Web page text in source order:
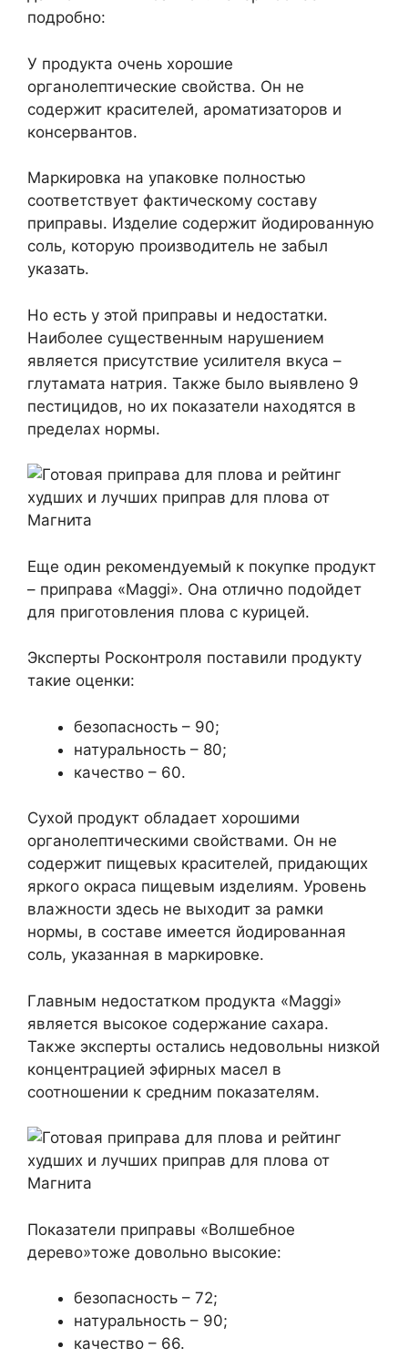
подробно:
У продукта очень хорошие
органолептические свойства. Он не
содержит красителей, ароматизаторов и
консервантов.
Маркировка на упаковке полностью
соответствует фактическому составу
приправы. Изделие содержит йодированную
соль, которую производитель не забыл
указать.
Но есть у этой приправы и недостатки.
Наиболее существенным нарушением
является присутствие усилителя вкуса –
глутамата натрия. Также было выявлено 9
пестицидов, но их показатели находятся в
пределах нормы.
Еще один рекомендуемый к покупке продукт
– приправа «Maggi». Она отлично подойдет
для приготовления плова с курицей.
Эксперты Росконтроля поставили продукту
такие оценки:
безопасность – 90;
натуральность – 80;
качество – 60.
Сухой продукт обладает хорошими
органолептическими свойствами. Он не
содержит пищевых красителей, придающих
яркого окраса пищевым изделиям. Уровень
влажности здесь не выходит за рамки
нормы, в составе имеется йодированная
соль, указанная в маркировке.
Главным недостатком продукта «Maggi»
является высокое содержание сахара.
Также эксперты остались недовольны низкой
концентрацией эфирных масел в
соотношении к средним показателям.
Показатели приправы «Волшебное
дерево»тоже довольно высокие:
безопасность – 72;
натуральность – 90;
качество – 66.